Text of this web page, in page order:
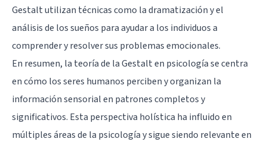
Gestalt utilizan técnicas como la dramatización y el
análisis de los sueños para ayudar a los individuos a
comprender y resolver sus problemas emocionales.
En resumen, la teoría de la Gestalt en psicología se centra
en cómo los seres humanos perciben y organizan la
información sensorial en patrones completos y
significativos. Esta perspectiva holística ha influido en
múltiples áreas de la psicología y sigue siendo relevante en